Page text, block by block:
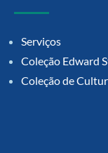
Serviços
Coleção Edward
Coleção de